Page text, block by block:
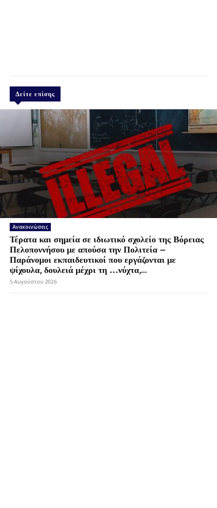
Δείτε επίσης
Ανακοινώσεις
Τέρατα και σημεία σε ιδιωτικό σχολείο της Βόρειας
Πελοποννήσου με απούσα την Πολιτεία –
Παράνομοι εκπαιδευτικοί που εργάζονται με
ψίχουλα, δουλειά μέχρι τη …νύχτα,...
5 Αυγούστου 2026